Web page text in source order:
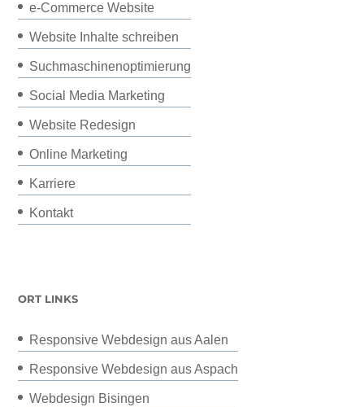
e-Commerce Website
Website Inhalte schreiben
Suchmaschinenoptimierung
Social Media Marketing
Website Redesign
Online Marketing
Karriere
Kontakt
ORT LINKS
Responsive Webdesign aus Aalen
Responsive Webdesign aus Aspach
Webdesign Bisingen